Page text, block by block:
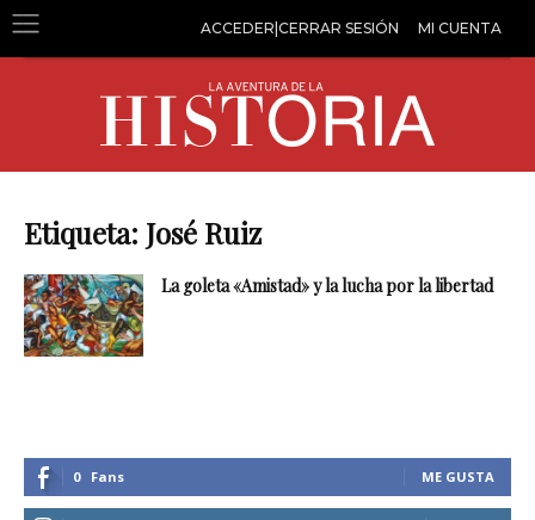
ACCEDER|CERRAR SESIÓN MI CUENTA
Etiqueta: José Ruiz
La goleta «Amistad» y la lucha por la libertad
0 Fans ME GUSTA